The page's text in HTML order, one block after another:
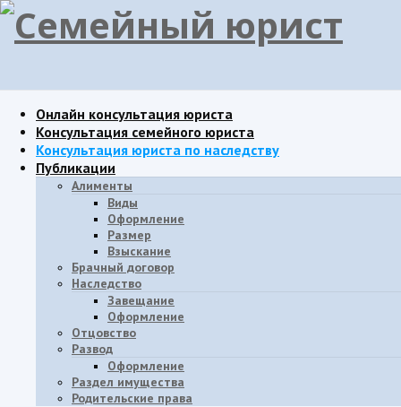
Онлайн консультация юриста
Консультация семейного юриста
Консультация юриста по наследству
Публикации
Алименты
Виды
Оформление
Размер
Взыскание
Брачный договор
Наследство
Завещание
Oформление
Отцовство
Развод
Оформление
Раздел имущества
Родительские права